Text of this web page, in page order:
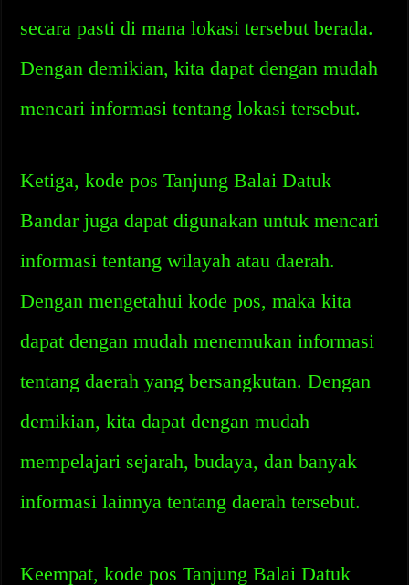
secara pasti di mana lokasi tersebut berada.
Dengan demikian, kita dapat dengan mudah
mencari informasi tentang lokasi tersebut.
Ketiga, kode pos Tanjung Balai Datuk
Bandar juga dapat digunakan untuk mencari
informasi tentang wilayah atau daerah.
Dengan mengetahui kode pos, maka kita
dapat dengan mudah menemukan informasi
tentang daerah yang bersangkutan. Dengan
demikian, kita dapat dengan mudah
mempelajari sejarah, budaya, dan banyak
informasi lainnya tentang daerah tersebut.
Keempat, kode pos Tanjung Balai Datuk